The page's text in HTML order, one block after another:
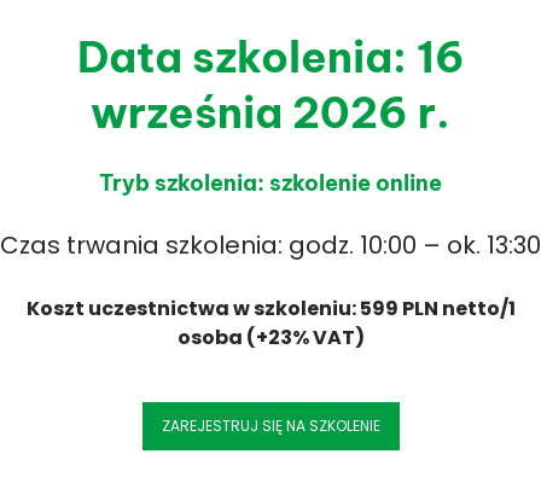
Data szkolenia: 16
września 2026 r.
Tryb szkolenia: szkolenie online
Czas trwania szkolenia: godz. 10:00 – ok. 13:30
Koszt uczestnictwa w szkoleniu: 599 PLN netto/1
osoba (+23% VAT)
ZAREJESTRUJ SIĘ NA SZKOLENIE